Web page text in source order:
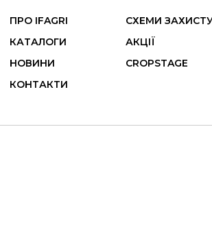
ПРО IFAGRI
СХЕМИ
КАТАЛОГИ
АКЦІЇ
НОВИНИ
СROPSTAGE
КОНТАКТИ